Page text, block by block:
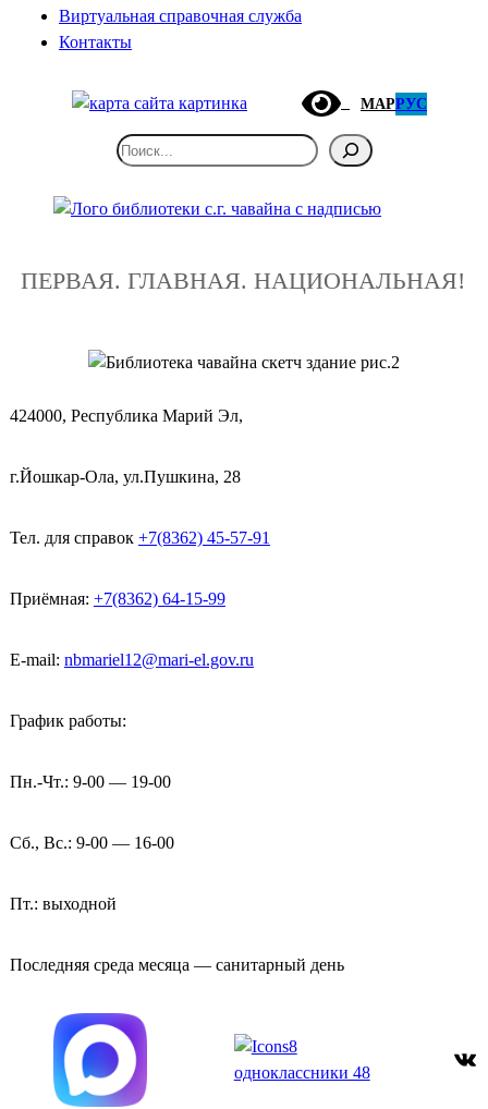
Виртуальная справочная служба
Контакты
МАРРУС
Поиск
ПЕРВАЯ. ГЛАВНАЯ. НАЦИОНАЛЬНАЯ!
424000, Республика Марий Эл,
г.Йошкар-Ола, ул.Пушкина, 28
Тел. для справок +7(8362) 45-57-91
Приёмная: +7(8362) 64-15-99
E-mail: nbmariel12@mari-el.gov.ru
График работы:
Пн.-Чт.: 9-00 — 19-00
Сб., Вс.: 9-00 — 16-00
Пт.: выходной
Последняя среда месяца — санитарный день
ВКонтакте